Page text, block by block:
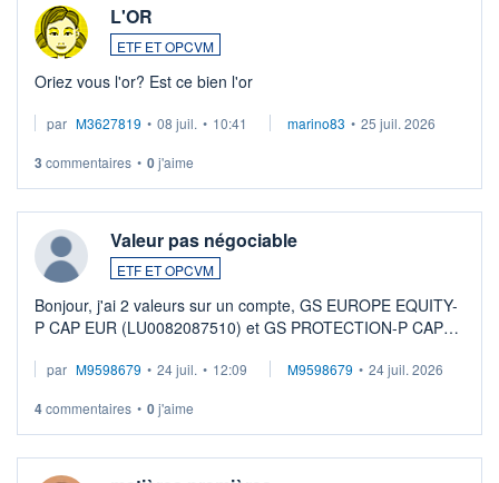
L'OR
ETF ET OPCVM
Oriez vous l'or? Est ce bien l'or
par M3627819 • 08 juil. • 10:41 marino83 • 25 juil. 2026
3 commentaires • 0j'aime
Valeur pas négociable
ETF ET OPCVM
Bonjour, j'ai 2 valeurs sur un compte, GS EUROPE EQUITY-
P CAP EUR (LU0082087510) et GS PROTECTION-P CAP
veux procéder à la vente, on me signale ...
par M9598679 • 24 juil. • 12:09 M9598679 • 24 juil. 2026
4commentaires • 0j'aime